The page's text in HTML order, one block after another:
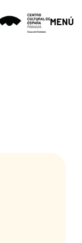
MENÚ